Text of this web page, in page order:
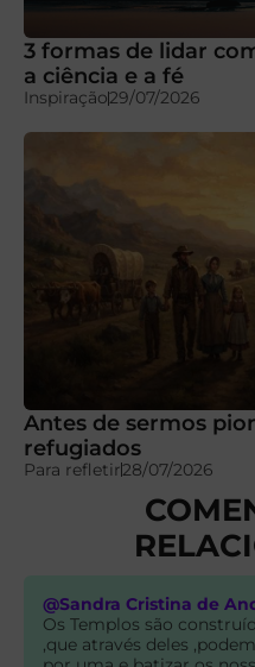
3 formas de lidar
a ciência e a fé
Inspiração29/07/2026
Antes de sermos
refugiados
Para refletir28/07/2026
@Sandra Cristina de
Os Templos são
,que através deles